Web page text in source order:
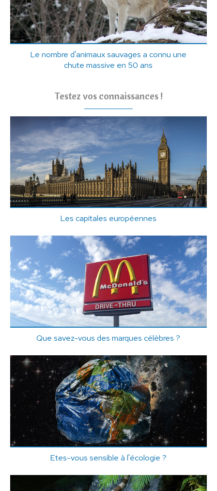
Le nombre d'animaux sauvages a connu une
chute massive en 50 ans
Testez vos connaissances !
Les capitales européennes
Que savez-vous des marques célèbres ?
Etes-vous sensible à l'écologie ?